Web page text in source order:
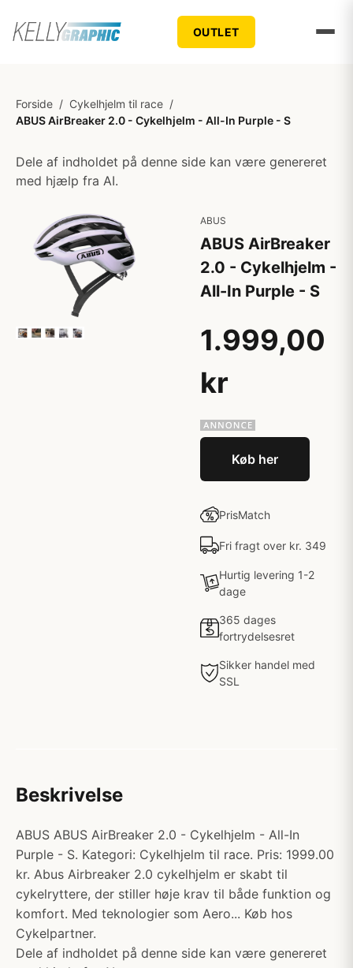
OUTLET
Forside / Cykelhjelm til race /
ABUS AirBreaker 2.0 - Cykelhjelm - All-In Purple - S
Dele af indholdet på denne side kan være genereret
med hjælp fra AI.
ABUS
ABUS AirBreaker
2.0 - Cykelhjelm -
All-In Purple - S
1.999,00
kr
Køb her
PrisMatch
Fri fragt over kr. 349
Hurtig levering 1-2
dage
365 dages
fortrydelsesret
Sikker handel med
SSL
Beskrivelse
ABUS ABUS AirBreaker 2.0 - Cykelhjelm - All-In
Purple - S. Kategori: Cykelhjelm til race. Pris: 1999.00
kr. Abus Airbreaker 2.0 cykelhjelm er skabt til
cykelryttere, der stiller høje krav til både funktion og
komfort. Med teknologier som Aero... Køb hos
Cykelpartner.
Dele af indholdet på denne side kan være genereret